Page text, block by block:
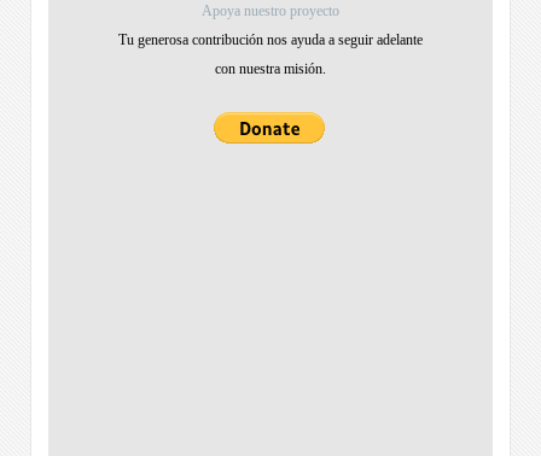
Apoya nuestro proyecto
Tu generosa contribución nos ayuda a seguir adelante
con nuestra misión.